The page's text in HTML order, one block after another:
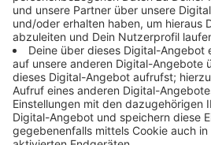
Comedy
Atze Schröders Kaltstart